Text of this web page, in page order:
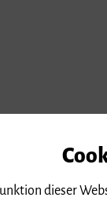
dieser